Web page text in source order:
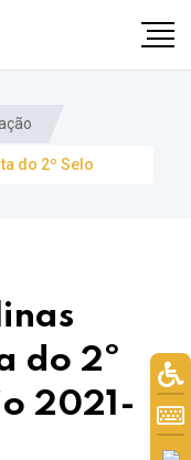
do 2º Selo
do 2º
2021-